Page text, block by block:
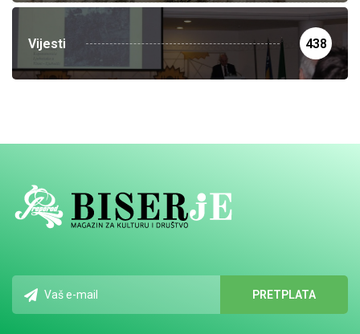
Vijesti 438